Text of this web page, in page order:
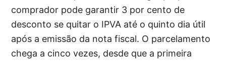
comprador pode garantir 3 por cento de
desconto se quitar o IPVA até o quinto dia útil
após a emissão da nota fiscal. O parcelamento
chega a cinco vezes, desde que a primeira